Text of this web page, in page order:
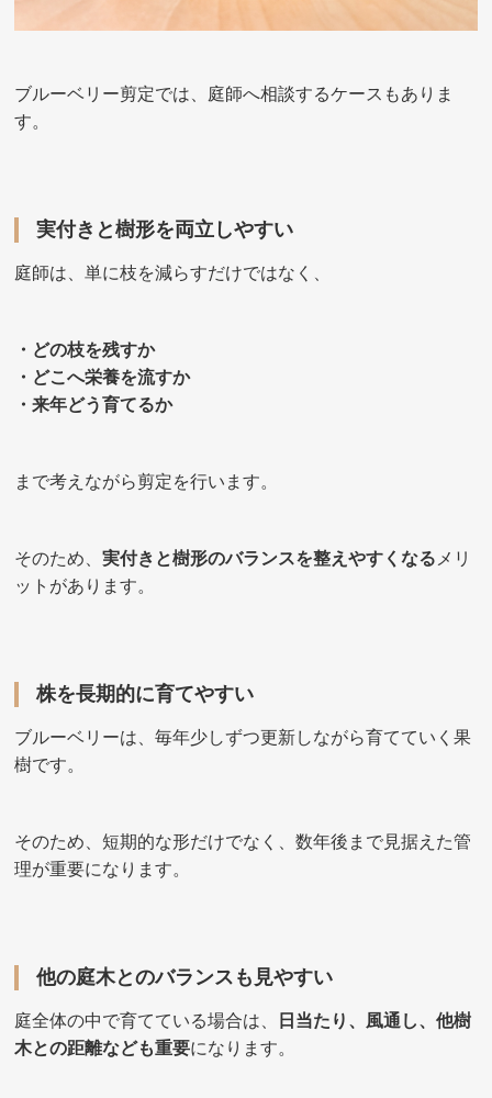
ブルーベリー剪定では、庭師へ相談するケースもありま
す。
実付きと樹形を両立しやすい
庭師は、単に枝を減らすだけではなく、
・どの枝を残すか
・どこへ栄養を流すか
・来年どう育てるか
まで考えながら剪定を行います。
そのため、実付きと樹形のバランスを整えやすくなる メリ
ットがあります。
株を長期的に育てやすい
ブルーベリーは、毎年少しずつ更新しながら育てていく果
樹です。
そのため、短期的な形だけでなく、数年後まで見据えた管
理が重要になります。
他の庭木とのバランスも見やすい
庭全体の中で育てている場合は、
日当たり、風通し、他樹
木との距離なども重要になります。